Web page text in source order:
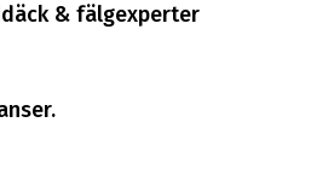
& fälgexperter